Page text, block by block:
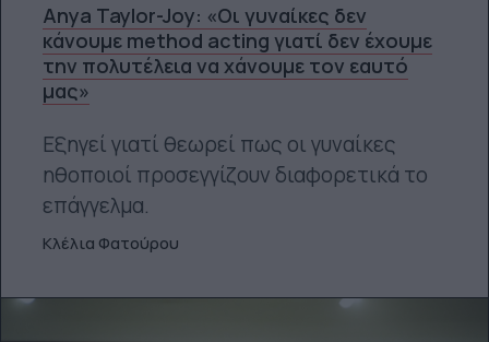
Anya Taylor-Joy: «Οι γυναίκες δεν
κάνουμε method acting γιατί δεν έχουμε
την πολυτέλεια να χάνουμε τον εαυτό
μας»
Εξηγεί γιατί θεωρεί πως οι γυναίκες
ηθοποιοί προσεγγίζουν διαφορετικά το
επάγγελμα.
Κλέλια Φατούρου